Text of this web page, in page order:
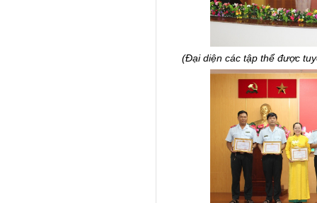
(Đại diện các tập thể được